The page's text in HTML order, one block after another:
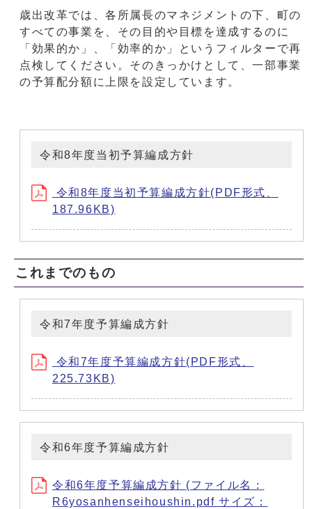
歳出改革では、各所属長のマネジメントの下、町の
すべての事業を、その目的や目標を達成するのに
「効果的か」、「効率的か」というフィルターで再
点検してください。そのきっかけとして、一部事業
の予算配分額に上限を設定しています。
令和8年度当初予算編成方針
令和8年度当初予算編成方針(PDF形式、
187.96KB)
これまでのもの
令和7年度予算編成方針
令和7年度予算編成方針(PDF形式、
225.73KB)
令和6年度予算編成方針
令和6年度予算編成方針 (ファイル名：
R6yosanhenseihoushin.pdf サイズ：